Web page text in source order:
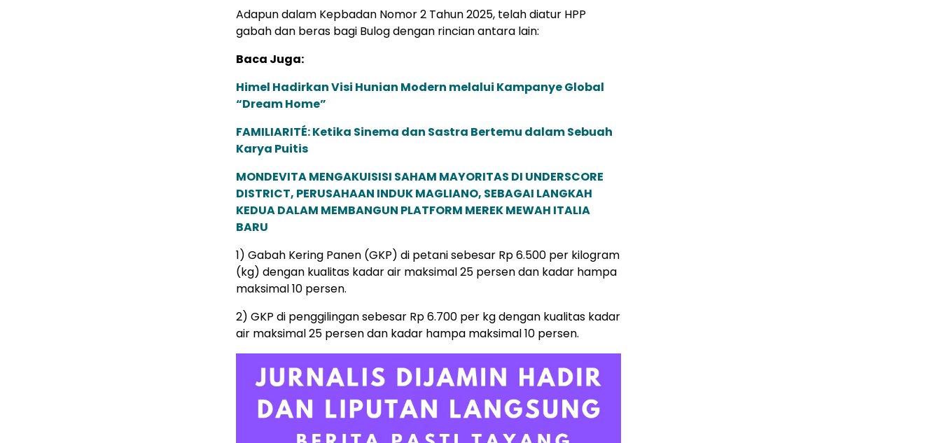
Adapun dalam Kepbadan Nomor 2 Tahun 2025, telah diatur HPP
gabah dan beras bagi Bulog dengan rincian antara lain:
Baca Juga:
Himel Hadirkan Visi Hunian Modern melalui Kampanye Global
“Dream Home”
FAMILIARITÉ: Ketika Sinema dan Sastra Bertemu dalam Sebuah
Karya Puitis
MONDEVITA MENGAKUISISI SAHAM MAYORITAS DI UNDERSCORE
DISTRICT, PERUSAHAAN INDUK MAGLIANO, SEBAGAI LANGKAH
KEDUA DALAM MEMBANGUN PLATFORM MEREK MEWAH ITALIA
BARU
1) Gabah Kering Panen (GKP) di petani sebesar Rp 6.500 per kilogram
(kg) dengan kualitas kadar air maksimal 25 persen dan kadar hampa
maksimal 10 persen.
2) GKP di penggilingan sebesar Rp 6.700 per kg dengan kualitas kadar
air maksimal 25 persen dan kadar hampa maksimal 10 persen.